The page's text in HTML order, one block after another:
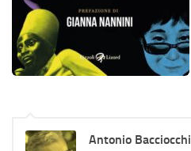
Antonio Bacciocchi